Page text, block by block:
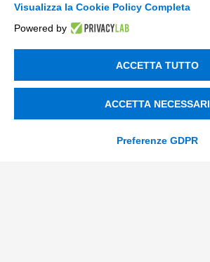
Compliance
Visualizza la Cookie Policy Completa
Powered by
ACCETTA TUTTO
ACCETTA NECESSARI
Preferenze GDPR